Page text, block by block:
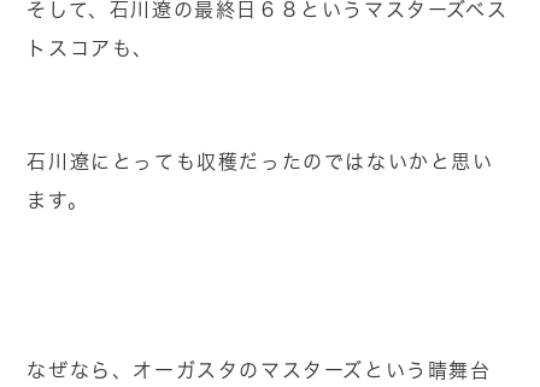
そして、石川遼の最終日６８というマスターズベス
トスコアも、
石川遼にとっても収穫だったのではないかと思い
ます。
なぜなら、オーガスタのマスターズという晴舞台